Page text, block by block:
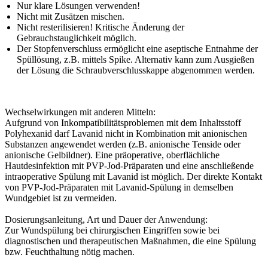
Nur klare Lösungen verwenden!
Nicht mit Zusätzen mischen.
Nicht resterilisieren! Kritische Änderung der
Gebrauchstauglichkeit möglich.
Der Stopfenverschluss ermöglicht eine aseptische Entnahme der
Spüllösung, z.B. mittels Spike. Alternativ kann zum Ausgießen
der Lösung die Schraubverschlusskappe abgenommen werden.
Wechselwirkungen mit anderen Mitteln:
Aufgrund von Inkompatibilitätsproblemen mit dem Inhaltsstoff
Polyhexanid darf Lavanid nicht in Kombination mit anionischen
Substanzen angewendet werden (z.B. anionische Tenside oder
anionische Gelbildner). Eine präoperative, oberflächliche
Hautdesinfektion mit PVP-Jod-Präparaten und eine anschließende
intraoperative Spülung mit Lavanid ist möglich. Der direkte Kontakt
von PVP-Jod-Präparaten mit Lavanid-Spülung in demselben
Wundgebiet ist zu vermeiden.
Dosierungsanleitung, Art und Dauer der Anwendung:
Zur Wundspülung bei chirurgischen Eingriffen sowie bei
diagnostischen und therapeutischen Maßnahmen, die eine Spülung
bzw. Feuchthaltung nötig machen.